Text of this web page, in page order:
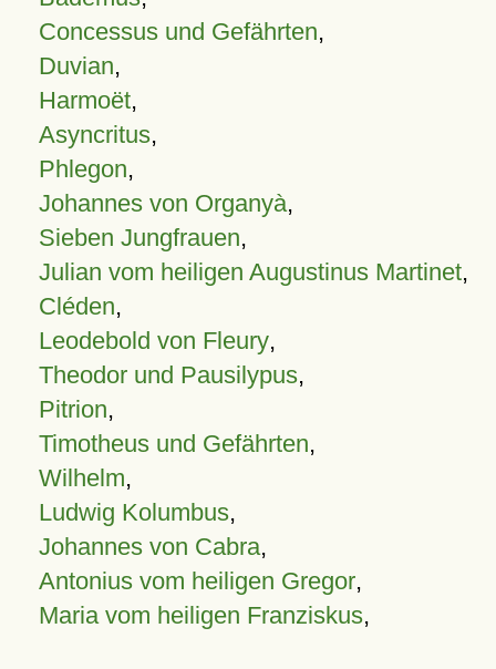
Concessus und Gefährten,
Duvian,
Harmoët,
Asyncritus,
Phlegon,
Johannes von Organyà,
Sieben Jungfrauen,
Julian vom heiligen Augustinus Martinet,
Cléden,
Leodebold von Fleury,
Theodor und Pausilypus,
Pitrion,
Timotheus und Gefährten,
Wilhelm,
Ludwig Kolumbus,
Johannes von Cabra,
Antonius vom heiligen Gregor,
Maria vom heiligen Franziskus,